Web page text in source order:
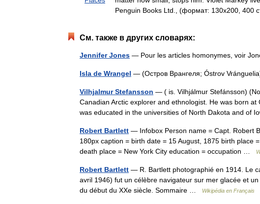
Penguin Books Ltd., (формат: 130x200, 400
См. также в других словарях:
Jennifer Jones — Pour les articles homonymes, voir
Isla de Wrangel — (Остров Врангеля; Óstrov
Vilhjalmur Stefansson — ( is. Vilhjálmur Stefánsson)
Canadian Arctic explorer and ethnologist. He was born
was educated in the universities of North Dakota and
Robert Bartlett — Infobox Person name = Capt. Robert
180px caption = birth date = 15 August, 1875 birth place
death place = New York City education = occupation …
Robert Bartlett — R. Bartlett photographié en 1914. Le
avril 1946) fut un célèbre navigateur sur mer glacée et
du début du XXe siècle. Sommaire …
Wikipédia en Français